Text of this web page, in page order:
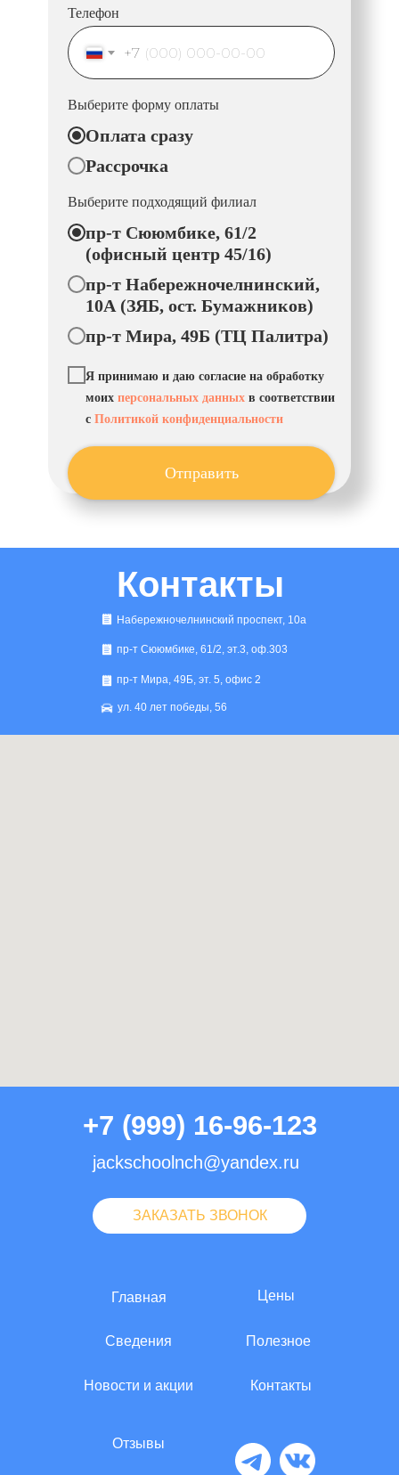
Телефон
+7
Выберите форму оплаты
Оплата сразу
Рассрочка
Выберите подходящий филиал
пр-т Сююмбике, 61/2
(офисный центр 45/16)
пр-т Набережночелнинский,
10А (ЗЯБ, ост. Бумажников)
пр-т Мира, 49Б (ТЦ Палитра)
Я принимаю и даю согласие на обработку
моих персональных данных в соответствии
с Политикой конфиденциальности
Отправить
Контакты
Набережночелнинский проспект, 10а
пр-т Сююмбике, 61/2, эт.3, оф.303
пр-т Мира, 49Б, эт. 5, офис 2
ул. 40 лет победы, 56
Главная
Полезное
Контакты
Сведения
Новости и акции
Отзывы
ЗАКАЗАТЬ ЗВОНОК
+7 (999) 16-96-123
jackschoolnch@yandex.ru
Цены